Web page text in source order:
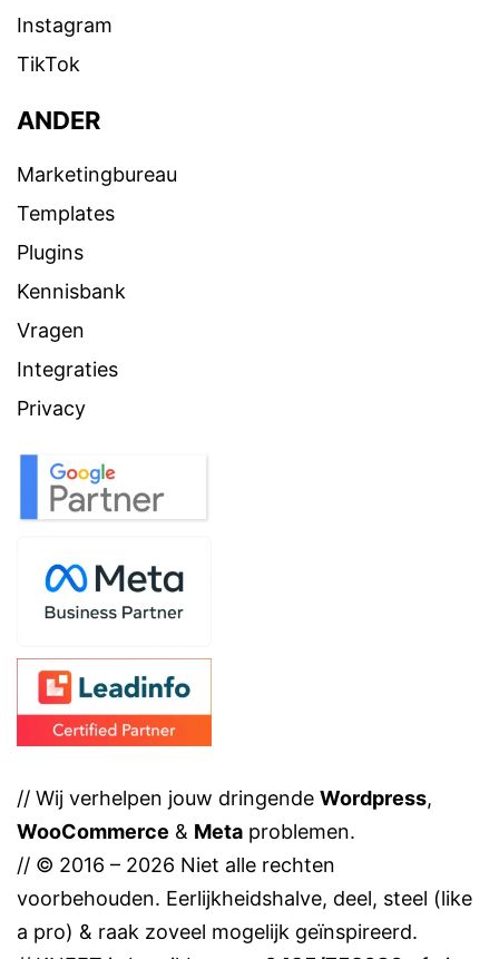
Instagram
TikTok
ANDER
Marketingbureau
Templates
Plugins
Kennisbank
Vragen
Integraties
Privacy
// Wij verhelpen jouw dringende Wordpress,
WooCommerce & Meta problemen.
// © 2016 – 2026 Niet alle rechten
voorbehouden. Eerlijkheidshalve, deel, steel (like
a pro) & raak zoveel mogelijk geïnspireerd.